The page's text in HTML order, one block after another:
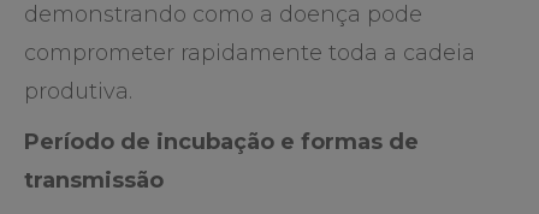
demonstrando como a doença pode
comprometer rapidamente toda a cadeia
produtiva.
Período de incubação e formas de
transmissão